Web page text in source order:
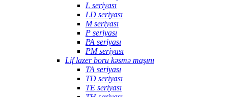
L seriyası
LD seriyası
M seriyası
P seriyası
PA seriyası
PM seriyası
Lif lazer boru kəsmə maşını
TA seriyası
TD seriyası
TE seriyası